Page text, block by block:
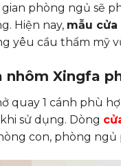
gian phòng ngủ sẽ
Hiện nay, mẫu
yêu cầu thẩm mỹ
nhôm Xingfa
quay 1 cánh phù
sử dụng. Dòng
con, phòng